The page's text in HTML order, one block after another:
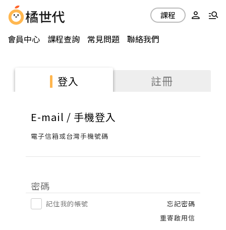
會員中心 課程查詢 常見問題 聯絡我們
課程
登入 註冊
E-mail / 手機登入
電子信箱或台灣手機號碼
密碼
記住我的帳號
忘記密碼
重寄啟用信